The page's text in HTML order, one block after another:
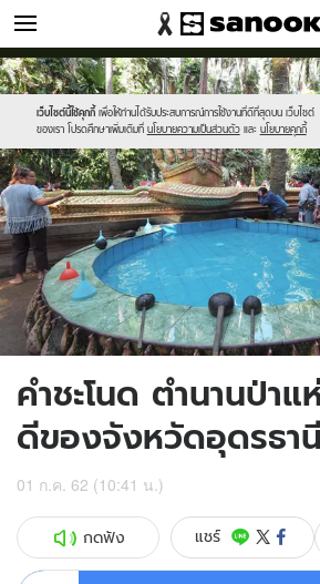
เที่ยว-กิน
เว็บไซต์นี้ใช้คุกกี้ เพื่อให้ท่านได้รับประสบการณ์การใช้งานที่ดีที่สุดบน เว็บไซต์
ของเรา โปรดศึกษาเพิ่มเติมที่ นโยบายความเป็นส่วนตัว และ นโยบายคุกกี้
Sanook
//s.isanook.com/sr/0/images/logo-
new-
sanook.png
600
60
//s.isanook.com/tr/0/ud/283/1416097/
คำชะโนด ตำนานป่าแ
ดีของจังหวัดอุดรธานี
01 ก.ค. 62 (10:41 น.)
กดฟัง แชร์